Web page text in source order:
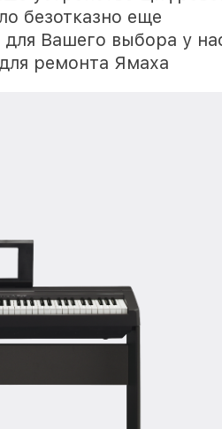
безотказно еще
Вашего выбора у
ремонта Ямаха